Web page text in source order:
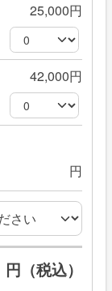
25,000円
42,000円
円
円（税込）